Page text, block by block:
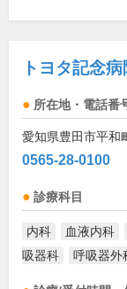
トヨタ記念病
所在地・電話番
愛知県豊田市平和
0565-28-0100
診療科目
内科 血液内科
吸器科
呼吸器外